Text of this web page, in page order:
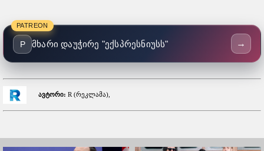
PATREON
P მხარი დაუჭირე "ექსპრესნიუსს" →
ავტორი: R (რეკლამა),